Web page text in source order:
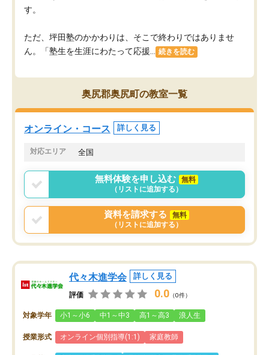
す。
ただ、坪田塾のかかわりは、そこで終わりではありませ
ん。「塾生を生涯にわたって応援...
続きを読む
奥尻郡奥尻町の教室一覧
オンライン・コース 詳しく見る
対応エリア 全国
無料体験を申し込む
無料
（リストに追加する）
資料を請求する
無料
（リストに追加する）
代々木進学会 詳しく見る
評価 0.0 （0件）
対象学年 小1～小6 中1～中3 高1～高3 浪人生
授業形式 オンライン個別指導(1:1) 家庭教師